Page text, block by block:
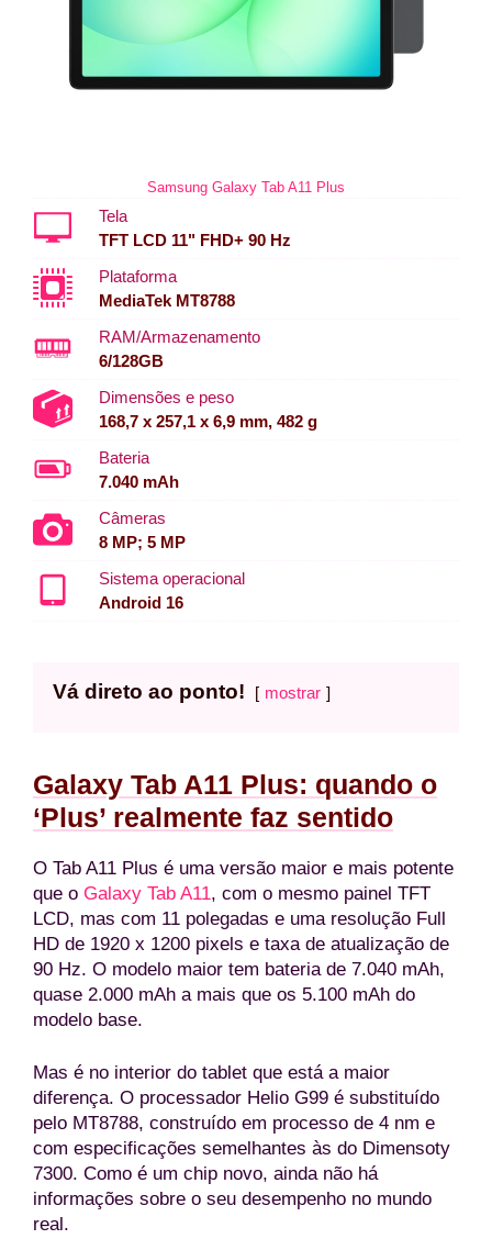
Samsung Galaxy Tab A11 Plus
Tela
TFT LCD 11" FHD+ 90 Hz
Plataforma
MediaTek MT8788
RAM/Armazenamento
6/128GB
Dimensões e peso
168,7 x 257,1 x 6,9 mm, 482 g
Bateria
7.040 mAh
Câmeras
8 MP; 5 MP
Sistema operacional
Android 16
Vá direto ao ponto! mostrar
Galaxy Tab A11 Plus: quando o
‘Plus’ realmente faz sentido
O Tab A11 Plus é uma versão maior e mais potente
que o Galaxy Tab A11, com o mesmo painel TFT
LCD, mas com 11 polegadas e uma resolução Full
HD de 1920 x 1200 pixels e taxa de atualização de
90 Hz. O modelo maior tem bateria de 7.040 mAh,
quase 2.000 mAh a mais que os 5.100 mAh do
modelo base.
Mas é no interior do tablet que está a maior
diferença. O processador Helio G99 é substituído
pelo MT8788, construído em processo de 4 nm e
com especificações semelhantes às do Dimensoty
7300. Como é um chip novo, ainda não há
informações sobre o seu desempenho no mundo
real.